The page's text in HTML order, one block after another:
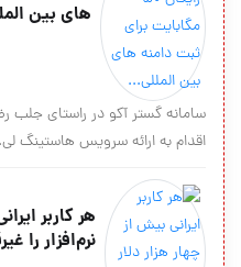
های بین
سامانه گستر آکو در راستای جلب
اقدام به ارائه سرویس هاستینگ
هر کاربر
نرم‌افزار را